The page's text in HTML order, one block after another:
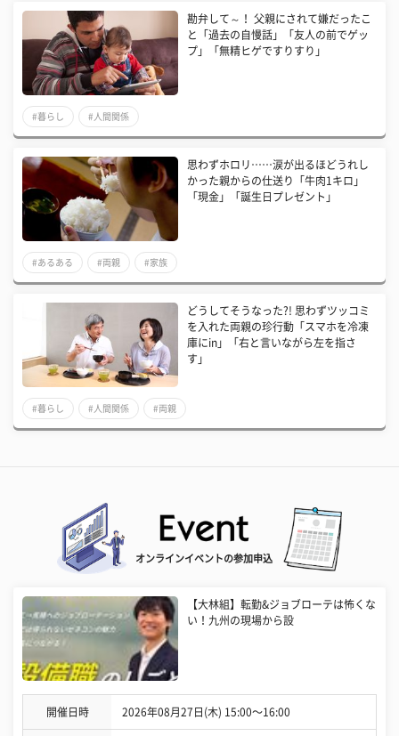
勘弁して～！ 父親にされて嫌だったこ
と「過去の自慢話」「友人の前でゲッ
プ」「無精ヒゲですりすり」
#暮らし #人間関係
思わずホロリ……涙が出るほどうれし
かった親からの仕送り「牛肉1キロ」
「現金」「誕生日プレゼント」
#あるある #両親 #家族
どうしてそうなった?! 思わずツッコミ
を入れた両親の珍行動「スマホを冷凍
庫にin」「右と言いながら左を指さ
す」
#暮らし #人間関係 #両親
オンラインイベントの参加申込
【大林組】転勤&ジョブローテは怖くな
い！九州の現場から設
開催日時 2026年08月27日(木) 15:00〜16:00